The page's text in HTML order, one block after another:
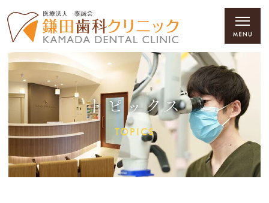
トピックス
TOPICS